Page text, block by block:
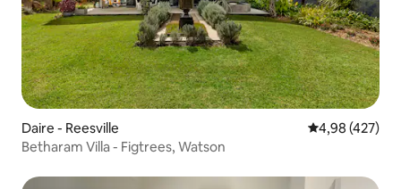
Daire - Reesville 5 üzerinden
4,98 (427)
Betharam Villa - Figtrees, Watson